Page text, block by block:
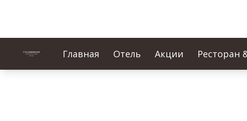
Главная Отель Акции Ресторан